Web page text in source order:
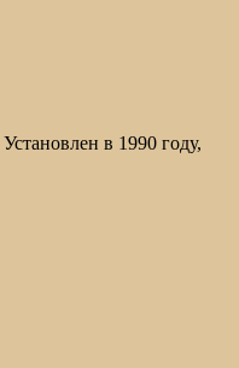
в 1990 году,